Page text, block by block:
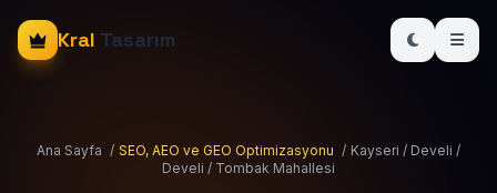
Kral Tasarım
Ana Sayfa / SEO, AEO ve GEO Optimizasyonu / Kayseri / Develi /
Develi / Tombak Mahallesi